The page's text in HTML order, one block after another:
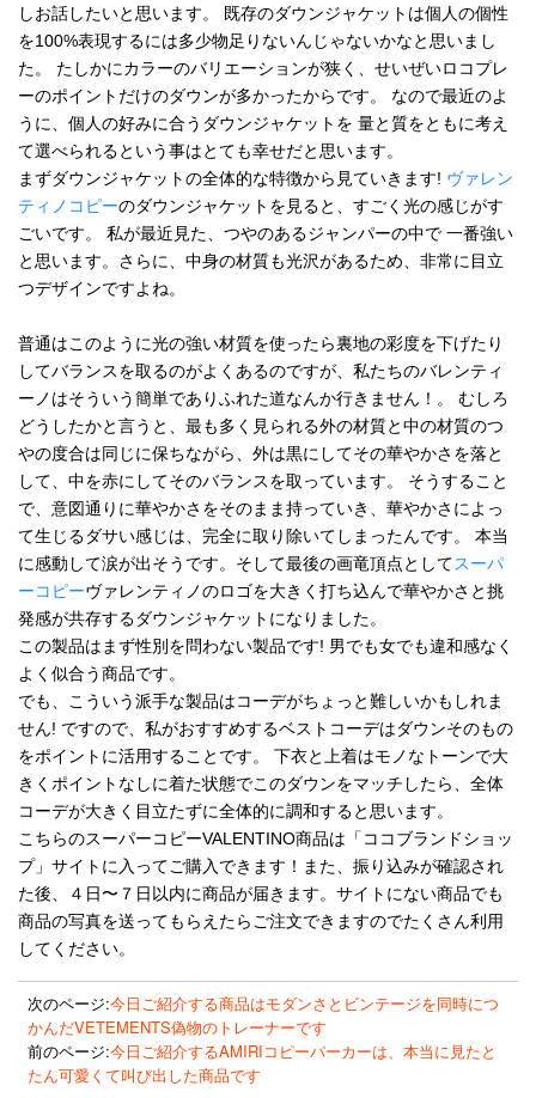
しお話したいと思います。 既存のダウンジャケットは個人の個性
を100%表現するには多少物足りないんじゃないかなと思いまし
た。 たしかにカラーのバリエーションが狭く、せいぜいロコプレ
ーのポイントだけのダウンが多かったからです。 なので最近のよ
うに、個人の好みに合うダウンジャケットを 量と質をともに考え
て選べられるという事はとても幸せだと思います。
まずダウンジャケットの全体的な特徴から見ていきます! ヴァレン
ティノコピーのダウンジャケットを見ると、すごく光の感じがす
ごいです。 私が最近見た、つやのあるジャンパーの中で 一番強い
と思います。さらに、中身の材質も光沢があるため、非常に目立
つデザインですよね。
普通はこのように光の強い材質を使ったら裏地の彩度を下げたり
してバランスを取るのがよくあるのですが、私たちのバレンティ
ーノはそういう簡単でありふれた道なんか行きません！。 むしろ
どうしたかと言うと、最も多く見られる外の材質と中の材質のつ
やの度合は同じに保ちながら、外は黒にしてその華やかさを落と
して、中を赤にしてそのバランスを取っています。 そうすること
で、意図通りに華やかさをそのまま持っていき、華やかさによっ
て生じるダサい感じは、完全に取り除いてしまったんです。 本当
に感動して涙が出そうです。そして最後の画竜頂点としてスーパ
ーコピーヴァレンティノのロゴを大きく打ち込んで華やかさと挑
発感が共存するダウンジャケットになりました。
この製品はまず性別を問わない製品です! 男でも女でも違和感なく
よく似合う商品です。
でも、こういう派手な製品はコーデがちょっと難しいかもしれま
せん! ですので、私がおすすめするベストコーデはダウンそのもの
をポイントに活用することです。 下衣と上着はモノなトーンで大
きくポイントなしに着た状態でこのダウンをマッチしたら、全体
コーデが大きく目立たずに全体的に調和すると思います。
こちらのスーパーコピーVALENTINO商品は「ココブランドショッ
プ」サイトに入ってご購入できます！また、振り込みが確認され
た後、４日〜７日以内に商品が届きます。サイトにない商品でも
商品の写真を送ってもらえたらご注文できますのでたくさん利用
してください。
次のページ:今日ご紹介する商品はモダンさとビンテージを同時につ
かんだVETEMENTS偽物のトレーナーです
前のページ:今日ご紹介するAMIRIコピーパーカーは、本当に見たと
たん可愛くて叫び出した商品です